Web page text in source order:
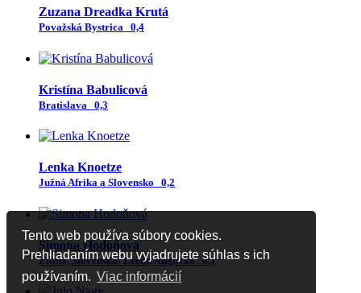
Tento web používa súbory cookies.
Prehliadaním webu vyjadrujete súhlas s ich
používaním. Viac informácií
Zuzana Dreadka Krutá
Považská Bystrica 0,4
Kristína Babulicová
Bratislava 0,3
Lenka Knoetze
Južná Afrika a Slovensko 0,2
Simona Hodoňová
Žilina, Slovensko/ Leeds, Anglicko 0,1